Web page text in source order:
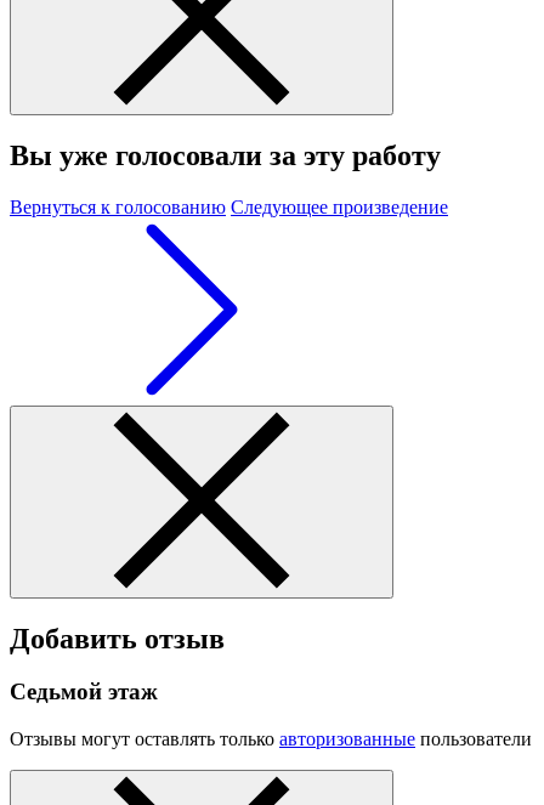
Вы уже голосовали за эту работу
Вернуться к голосованию Следующее произведение
Добавить отзыв
Седьмой этаж
Отзывы могут оставлять только авторизованные пользователи